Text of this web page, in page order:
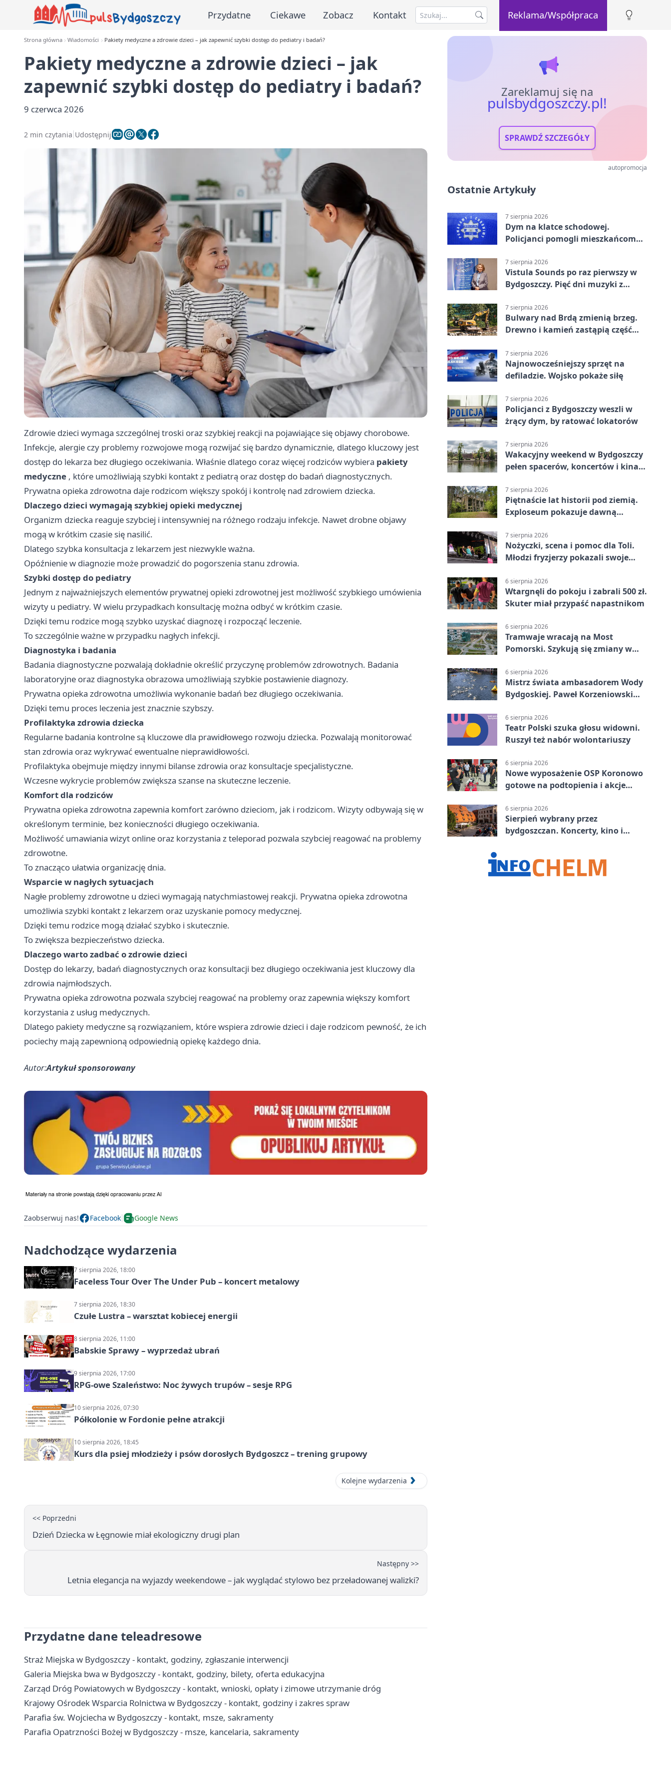
Przydatne Ciekawe Zobacz Kontakt Reklama/Współpraca
Strona główna Wiadomości Pakiety medyczne a zdrowie dzieci – jak zapewnić szybki dostęp do pediatry i badań?
Pakiety medyczne a zdrowie dzieci – jak
zapewnić szybki dostęp do pediatry i badań?
9 czerwca 2026
2 min czytania Udostępnij
Zdrowie dzieci wymaga szczególnej troski oraz szybkiej reakcji na pojawiające się objawy chorobowe.
Infekcje, alergie czy problemy rozwojowe mogą rozwijać się bardzo dynamicznie, dlatego kluczowy jest
dostęp do lekarza bez długiego oczekiwania. Właśnie dlatego coraz więcej rodziców wybiera pakiety
medyczne , które umożliwiają szybki kontakt z pediatrą oraz dostęp do badań diagnostycznych.
Prywatna opieka zdrowotna daje rodzicom większy spokój i kontrolę nad zdrowiem dziecka.
Dlaczego dzieci wymagają szybkiej opieki medycznej
Organizm dziecka reaguje szybciej i intensywniej na różnego rodzaju infekcje. Nawet drobne objawy
mogą w krótkim czasie się nasilić.
Dlatego szybka konsultacja z lekarzem jest niezwykle ważna.
Opóźnienie w diagnozie może prowadzić do pogorszenia stanu zdrowia.
Szybki dostęp do pediatry
Jednym z najważniejszych elementów prywatnej opieki zdrowotnej jest możliwość szybkiego umówienia
wizyty u pediatry. W wielu przypadkach konsultację można odbyć w krótkim czasie.
Dzięki temu rodzice mogą szybko uzyskać diagnozę i rozpocząć leczenie.
To szczególnie ważne w przypadku nagłych infekcji.
Diagnostyka i badania
Badania diagnostyczne pozwalają dokładnie określić przyczynę problemów zdrowotnych. Badania
laboratoryjne oraz diagnostyka obrazowa umożliwiają szybkie postawienie diagnozy.
Prywatna opieka zdrowotna umożliwia wykonanie badań bez długiego oczekiwania.
Dzięki temu proces leczenia jest znacznie szybszy.
Profilaktyka zdrowia dziecka
Regularne badania kontrolne są kluczowe dla prawidłowego rozwoju dziecka. Pozwalają monitorować
stan zdrowia oraz wykrywać ewentualne nieprawidłowości.
Profilaktyka obejmuje między innymi bilanse zdrowia oraz konsultacje specjalistyczne.
Wczesne wykrycie problemów zwiększa szanse na skuteczne leczenie.
Komfort dla rodziców
Prywatna opieka zdrowotna zapewnia komfort zarówno dzieciom, jak i rodzicom. Wizyty odbywają się w
określonym terminie, bez konieczności długiego oczekiwania.
Możliwość umawiania wizyt online oraz korzystania z teleporad pozwala szybciej reagować na problemy
zdrowotne.
To znacząco ułatwia organizację dnia.
Wsparcie w nagłych sytuacjach
Nagłe problemy zdrowotne u dzieci wymagają natychmiastowej reakcji. Prywatna opieka zdrowotna
umożliwia szybki kontakt z lekarzem oraz uzyskanie pomocy medycznej.
Dzięki temu rodzice mogą działać szybko i skutecznie.
To zwiększa bezpieczeństwo dziecka.
Dlaczego warto zadbać o zdrowie dzieci
Dostęp do lekarzy, badań diagnostycznych oraz konsultacji bez długiego oczekiwania jest kluczowy dla
zdrowia najmłodszych.
Prywatna opieka zdrowotna pozwala szybciej reagować na problemy oraz zapewnia większy komfort
korzystania z usług medycznych.
Dlatego pakiety medyczne są rozwiązaniem, które wspiera zdrowie dzieci i daje rodzicom pewność, że ich
pociechy mają zapewnioną odpowiednią opiekę każdego dnia.
Autor:Artykuł sponsorowany
Zaobserwuj nas! Facebook Google News
Nadchodzące wydarzenia
7 sierpnia 2026, 18:00
Faceless Tour Over The Under Pub – koncert metalowy
7 sierpnia 2026, 18:30
Czułe Lustra – warsztat kobiecej energii
8 sierpnia 2026, 11:00
Babskie Sprawy – wyprzedaż ubrań
9 sierpnia 2026, 17:00
RPG-owe Szaleństwo: Noc żywych trupów – sesje RPG
10 sierpnia 2026, 07:30
Półkolonie w Fordonie pełne atrakcji
10 sierpnia 2026, 18:45
Kurs dla psiej młodzieży i psów dorosłych Bydgoszcz – trening grupowy
Kolejne wydarzenia
<< Poprzedni
Dzień Dziecka w Łęgnowie miał ekologiczny drugi plan
Następny >>
Letnia elegancja na wyjazdy weekendowe – jak wyglądać stylowo bez przeładowanej walizki?
Przydatne dane teleadresowe
Straż Miejska w Bydgoszczy - kontakt, godziny, zgłaszanie interwencji
Galeria Miejska bwa w Bydgoszczy - kontakt, godziny, bilety, oferta edukacyjna
Zarząd Dróg Powiatowych w Bydgoszczy - kontakt, wnioski, opłaty i zimowe utrzymanie dróg
Krajowy Ośrodek Wsparcia Rolnictwa w Bydgoszczy - kontakt, godziny i zakres spraw
Parafia św. Wojciecha w Bydgoszczy - kontakt, msze, sakramenty
Parafia Opatrzności Bożej w Bydgoszczy - msze, kancelaria, sakramenty
Zareklamuj się na
pulsbydgoszczy.pl!
SPRAWDŹ SZCZEGÓŁY
autopromocja
Ostatnie Artykuły
7 sierpnia 2026
Dym na klatce schodowej.
Policjanci pomogli mieszkańcom
7 sierpnia 2026
Vistula Sounds po raz pierwszy w
Bydgoszczy. Pięć dni muzyki z
7 sierpnia 2026
Bulwary nad Brdą zmienią brzeg.
Drewno i kamień zastąpią część
7 sierpnia 2026
Najnowocześniejszy sprzęt na
defiladzie. Wojsko pokaże siłę
7 sierpnia 2026
Policjanci z Bydgoszczy weszli w
żrący dym, by ratować lokatorów
7 sierpnia 2026
Wakacyjny weekend w Bydgoszczy
pełen spacerów, koncertów i kina
7 sierpnia 2026
Piętnaście lat historii pod ziemią.
Exploseum pokazuje dawną
7 sierpnia 2026
Nożyczki, scena i pomoc dla Toli.
Młodzi fryzjerzy pokazali swoje
6 sierpnia 2026
Wtargnęli do pokoju i zabrali 500 zł.
Skuter miał przypaść napastnikom
6 sierpnia 2026
Tramwaje wracają na Most
Pomorski. Szykują się zmiany w
6 sierpnia 2026
Mistrz świata ambasadorem Wody
Bydgoskiej. Paweł Korzeniowski
6 sierpnia 2026
Teatr Polski szuka głosu widowni.
Ruszył też nabór wolontariuszy
6 sierpnia 2026
Nowe wyposażenie OSP Koronowo
gotowe na podtopienia i akcje
6 sierpnia 2026
Sierpień wybrany przez
bydgoszczan. Koncerty, kino i